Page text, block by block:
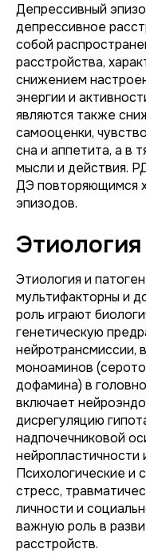
Депрессивный
депрессивное
собой
расстройства,
снижением
энергии и
являются также
самооценки,
сна и аппетита, а в
мысли и действия.
ДЭ повторяющимся
эпизодов.
Этиология и
мультифакторны и
роль играют
генетическую
нейротрансмиссии,
моноаминов
дофамина) в
включает
дисрегуляцию
надпочечниковой
нейропластичности
Психологические и
стресс,
личности и
важную роль в
расстройств.